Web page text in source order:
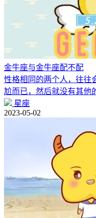
金牛座与金牛座配不配
性格相同的两个人，往往
尬而已，然后就没有其他
星座
2023-05-02